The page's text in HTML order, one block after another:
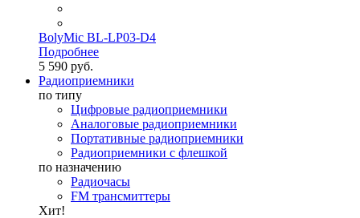
BolyMic BL-LP03-D4
Подробнее
5 590 руб.
Радиоприемники
по типу
Цифровые радиоприемники
Аналоговые радиоприемники
Портативные радиоприемники
Радиоприемники с флешкой
по назначению
Радиочасы
FM трансмиттеры
Хит!